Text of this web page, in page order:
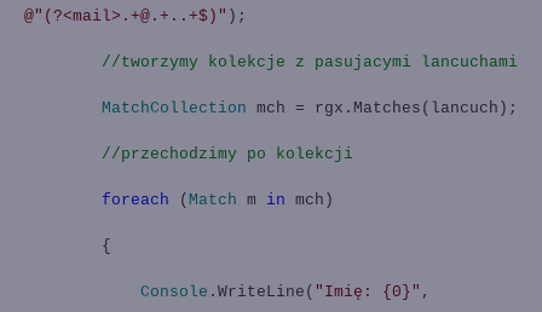
@"(?<mail>.+@.+..+$)" );
//tworzymy kolekcje z pasujacymi lancuchami
MatchCollection mch = rgx.Matches(lancuch);
//przechodzimy po kolekcji
foreach ( Match m in mch)
{
Console .WriteLine( "Imię: {0}" ,